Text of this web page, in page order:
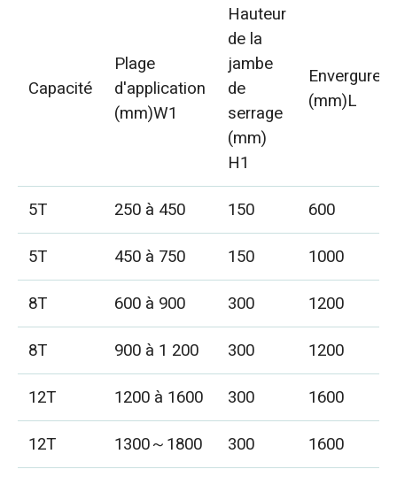
Capacité
Plage
d'application
(mm)W1
Hauteur
de la
jambe
de
serrage
(mm)
H1
Envergure
(mm)L
5T 250 à 450 150
600
5T
450 à 750 150
1000
8T
600 à 900 300
1200
8T
900 à 1 200 300
1200
12T
1200 à 1600 300
1600
12T
1300～1800 300
1600